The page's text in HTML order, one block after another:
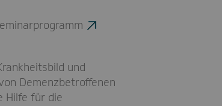
und
Demenzbetroffenen
Hilfe für die